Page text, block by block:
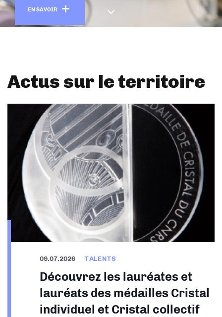
En savoir plus
EN SAVOIR
Actus sur le territoire
09.07.2026 TALENTS
Découvrez les lauréates et
lauréats des médailles Cristal
individuel et Cristal collectif